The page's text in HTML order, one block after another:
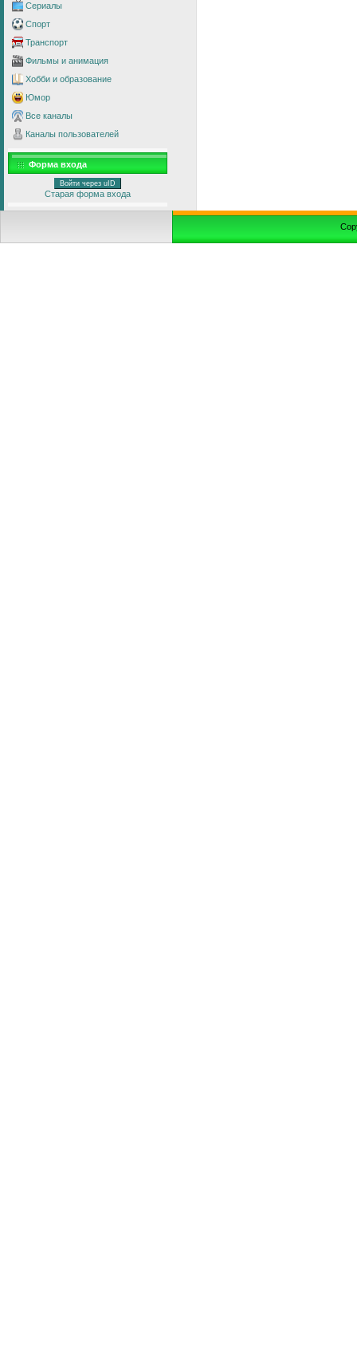
Сериалы
Спорт
Транспорт
Фильмы и анимация
Хобби и образование
Юмор
Все каналы
Каналы пользователей
Форма входа
Войти через uID
Старая форма входа